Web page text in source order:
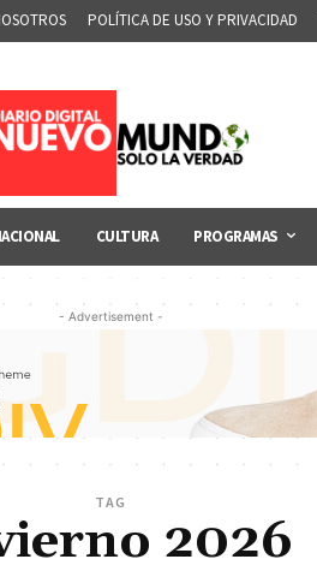
POLÍTICA DE USO Y PRIVACIDAD
CULTURA PROGRAMAS
- Advertisement -
TAG
2026